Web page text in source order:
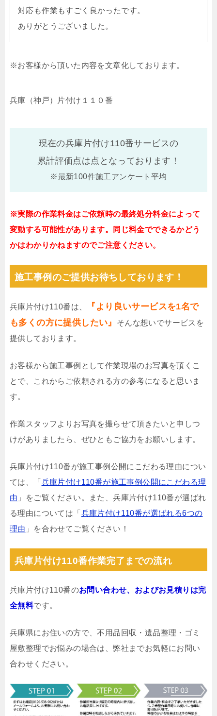
対応も作業もすごく良かったです。
ありがとうございました。
※お客様から頂いた内容を文章化しております。
兵庫（神戸）片付け１１０番
現在の兵庫片付け110番サービスの
累計評価点は点となっております！
※最新100件施工アンケート平均
※実際の作業料金はご依頼時の最終処分料金によって
変動する可能性があります。同じ料金でできるかどう
かはわかりかねますのでご注意ください。
施工事例のご提供お待ちしております！
兵庫片付け110番は、
『より良いサービスを1名で
も多くの方に提供したい』
そんな想いでサービスを
提供しております。
お客様から施工事例として作業現場のお写真を頂くこ
とで、これからご依頼される方の参考になると思いま
す。
作業スタッフよりお写真を撮らせて頂きたいと申しつ
けがありましたら、ぜひともご協力をお願いします。
兵庫片付け110番が施工事例公開にこだわる理由につい
ては、「 兵庫片付け110番が施工事例公開にこだわる理
由 」をご覧ください。また、兵庫片付け110番が選ばれ
る理由については「 兵庫片付け110番が選ばれる6つの
理由 」を合わせてご覧ください！
兵庫片付け110番作業完了までの流れ
兵庫片付け110番のお問い合わせ、およびお見積りは完
全無料です。
兵庫県にお住いの方で、不用品回収・遺品整理・ゴミ
屋敷整理でお悩みの場合は、弊社までお気軽にお問い
合わせください。